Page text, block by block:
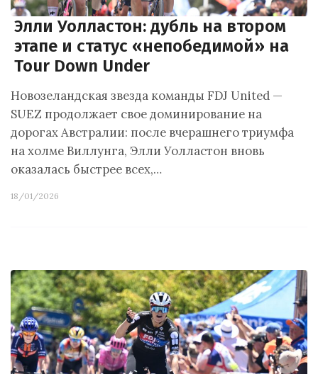
Элли Уолластон: дубль на втором
этапе и статус «непобедимой» на
Tour Down Under
Новозеландская звезда команды FDJ United —
SUEZ продолжает свое доминирование на
дорогах Австралии: после вчерашнего триумфа
на холме Виллунга, Элли Уолластон вновь
оказалась быстрее всех,…
18/01/2026